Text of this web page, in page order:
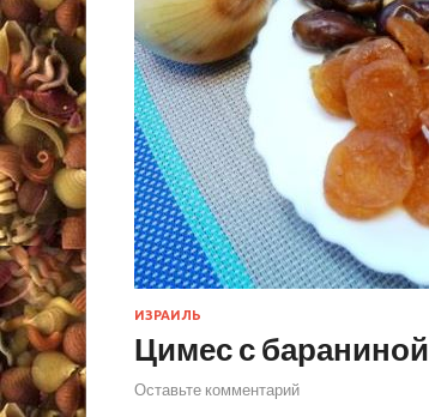
ИЗРАИЛЬ
Цимес с бараниной
Оставьте комментарий